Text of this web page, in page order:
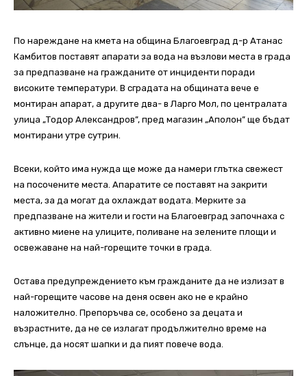
По нареждане на кмета на община Благоевград д-р Атанас
Камбитов поставят апарати за вода на възлови места в града
за предпазване на гражданите от инциденти поради
високите температури. В сградата на общината вече е
монтиран апарат, а другите два- в Ларго Мол, по централата
улица „Тодор Александров”, пред магазин „Аполон” ще бъдат
монтирани утре сутрин.
Всеки, който има нужда ще може да намери глътка свежест
на посочените места. Апаратите се поставят на закрити
места, за да могат да охлаждат водата. Мерките за
предпазване на жители и гости на Благоевград започнаха с
активно миене на улиците, поливане на зелените площи и
освежаване на най-горещите точки в града.
Остава предупреждението към гражданите да не излизат в
най-горещите часове на деня освен ако не е крайно
наложително. Препоръчва се, особено за децата и
възрастните, да не се излагат продължително време на
слънце, да носят шапки и да пият повече вода.